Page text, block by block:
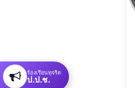
ร้องเรียนทุจริต
ป.ป.ช.